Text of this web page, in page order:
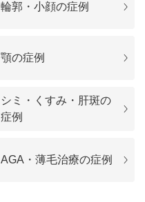
輪郭・小顔の症例
顎の症例
シミ・くすみ・肝斑の
症例
AGA・薄毛治療の症例